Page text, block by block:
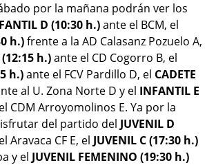
por la mañana podrán ver los
D (10:30 h.)ante el BCM, el
h.)frente a la AD Calasanz Pozuelo A,
(12:15 h.)ante el CD Cogorro B, el
h.)ante el FCV Pardillo D, el CADETE
al U. Zona Norte D y el INFANTIL E
CDM Arroyomolinos E. Ya por la
del partido del JUVENIL D
Aravaca CF E, el JUVENIL C (17:30 h.)
y el JUVENIL FEMENINO (19:30 h.)